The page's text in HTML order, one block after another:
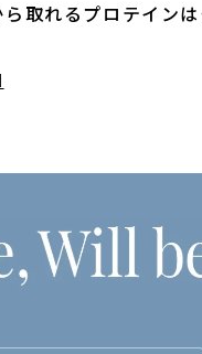
取れるプロテイン